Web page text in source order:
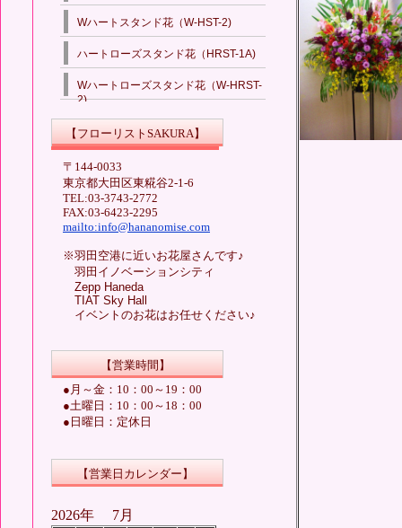
Wハートスタンド花（W-HST-2)
ハートローズスタンド花（HRST-1A)
Wハートローズスタンド花（W-HRST-
2)
【 フローリストSAKURA】
〒144-0033
東京都大田区東糀谷2-1-6
TEL:03-3743-2772
FAX:03-6423-2295
mailto:info@hananomise.com
※羽田空港に近いお花屋さんです♪
羽田イノベーションシティ
Zepp Haneda
TIAT Sky Hall
イベントのお花はお任せください♪
【営業時間】
●月～金：10：00～19：00
●土曜日：10：00～18：00
●日曜日：定休日
【営業日カレンダー】
2026年 7月